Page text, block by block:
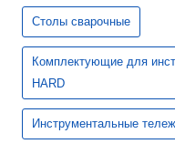
Столы сварочные
Комплектующие для
HARD
Инструментальные